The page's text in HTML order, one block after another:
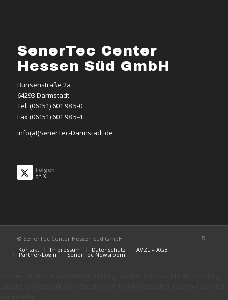
SenerTec Center
Hessen Süd GmbH
Bunsenstraße 2a
64293 Darmstadt
Tel. (06151) 601 98 5-0
Fax (06151) 601 98 5-4
info(at)SenerTec-Darmstadt.de
Folgen
on X
© SenerTec Center Hessen Süd GmbH
Kontakt
Impressum Datenschutz AVZL – AGB
Partner-Login SenerTec Newsroom